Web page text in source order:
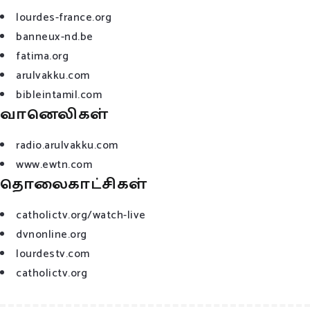
lourdes-france.org
banneux-nd.be
fatima.org
arulvakku.com
bibleintamil.com
வானெலிகள்
radio.arulvakku.com
www.ewtn.com
தொலைகாட்சிகள்
catholictv.org/watch-live
dvnonline.org
lourdestv.com
catholictv.org